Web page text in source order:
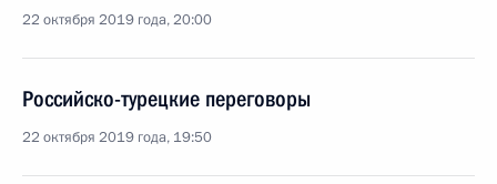
22 октября 2019 года, 20:00
Российско-турецкие переговоры
22 октября 2019 года, 19:50